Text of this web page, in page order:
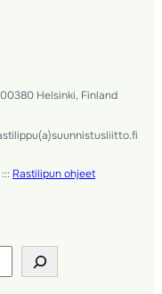
00380 Helsinki, Finland
::: Rastilipun ohjeet